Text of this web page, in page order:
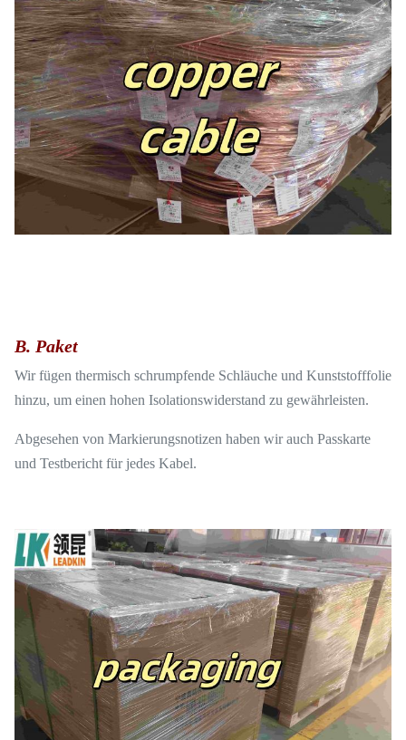
B. Paket
Wir fügen thermisch schrumpfende Schläuche und Kunststofffolie
hinzu, um einen hohen Isolationswiderstand zu gewährleisten.
Abgesehen von Markierungsnotizen haben wir auch Passkarte
und Testbericht für jedes Kabel.